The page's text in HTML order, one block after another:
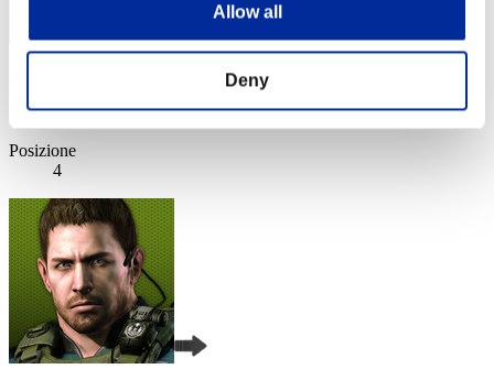
Allow all
Deny
Punteggio:Lv:1/05'28"84
Posizione
4